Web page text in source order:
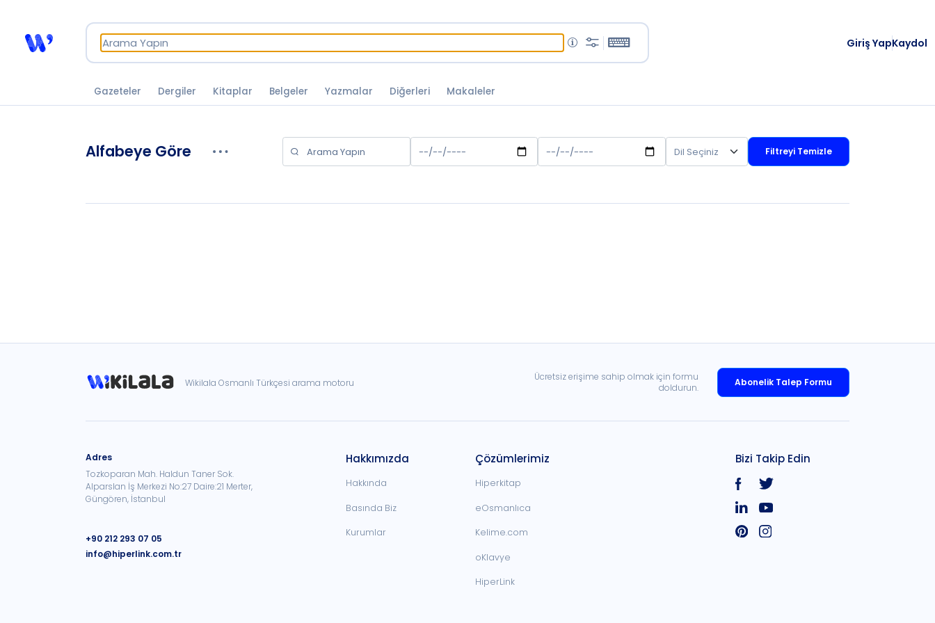
Giriş YapKaydol
Gazeteler Dergiler Kitaplar Belgeler Yazmalar Diğerleri Makaleler
Alfabeye Göre Filtreyi Temizle
Wikilala Osmanlı Türkçesi arama motoru
Ücretsiz erişime sahip olmak için formu
doldurun.
Abonelik Talep Formu
Adres
Tozkoparan Mah. Haldun Taner Sok.
Alparslan İş Merkezi No:27 Daire:21 Merter,
Güngören, İstanbul
+90 212 293 07 05
info@hiperlink.com.tr
Hakkımızda
Hakkında
Basında Biz
Kurumlar
Çözümlerimiz
Hiperkitap
eOsmanlıca
Kelime.com
oKlavye
HiperLink
Bizi Takip Edin